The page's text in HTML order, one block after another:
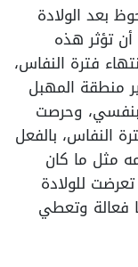
بعد الولادة
تؤثر هذه
فترة النفاس،
منطقة المهبل
بنفسي، وحرصت
النفاس، بالفعل
مثل ما كان
للولادة
فعالة وتعطي